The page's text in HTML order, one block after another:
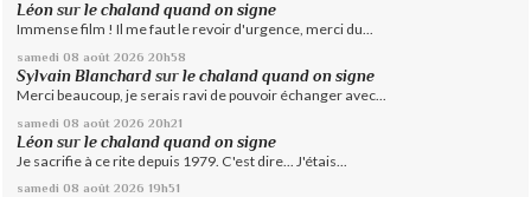
Léon surle chaland quand on signe
Immense film ! Il me faut le revoir d'urgence, merci du...
samedi 08 août 2026 20h58
Sylvain Blanchard surle chaland quand on signe
Merci beaucoup, je serais ravi de pouvoir échanger avec...
samedi 08 août 2026 20h21
Léon surle chaland quand on signe
Je sacrifie à ce rite depuis 1979. C'est dire... J'étais...
samedi 08 août 2026 19h51